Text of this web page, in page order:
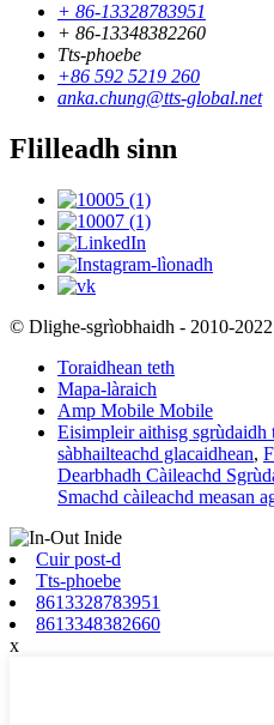
+ 86-13328783951
+ 86-13348382260
Tts-phoebe
+86 592 5219 260
anka.chung@tts-global.net
Flilleadh sinn
© Dlighe-sgrìobhaidh - 2010-
Toraidhean teth
Mapa-làraich
Amp Mobile Mobile
Eisimpleir aithisg sgrùdaidh
sàbhailteachd glacaidhean,
Dearbhadh Càileachd
Smachd càileachd measan
Cuir post-d
Tts-phoebe
8613328783951
8613348382660
x